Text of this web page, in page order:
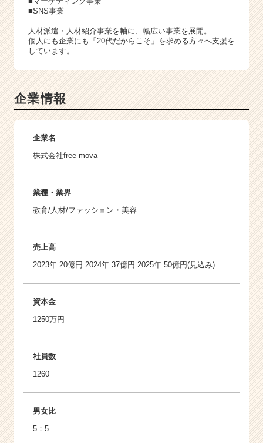
■SNS事業
人材派遣・人材紹介事業を軸に、幅広い事業を展開。
個人にも企業にも「20代だからこそ」を求める方々へ支援を
しています。
企業情報
企業名
株式会社free mova
業種・業界
教育/人材/ファッション・美容
売上高
2023年 20億円 2024年 37億円 2025年 50億円(見込み)
資本金
1250万円
社員数
1260
男女比
5：5